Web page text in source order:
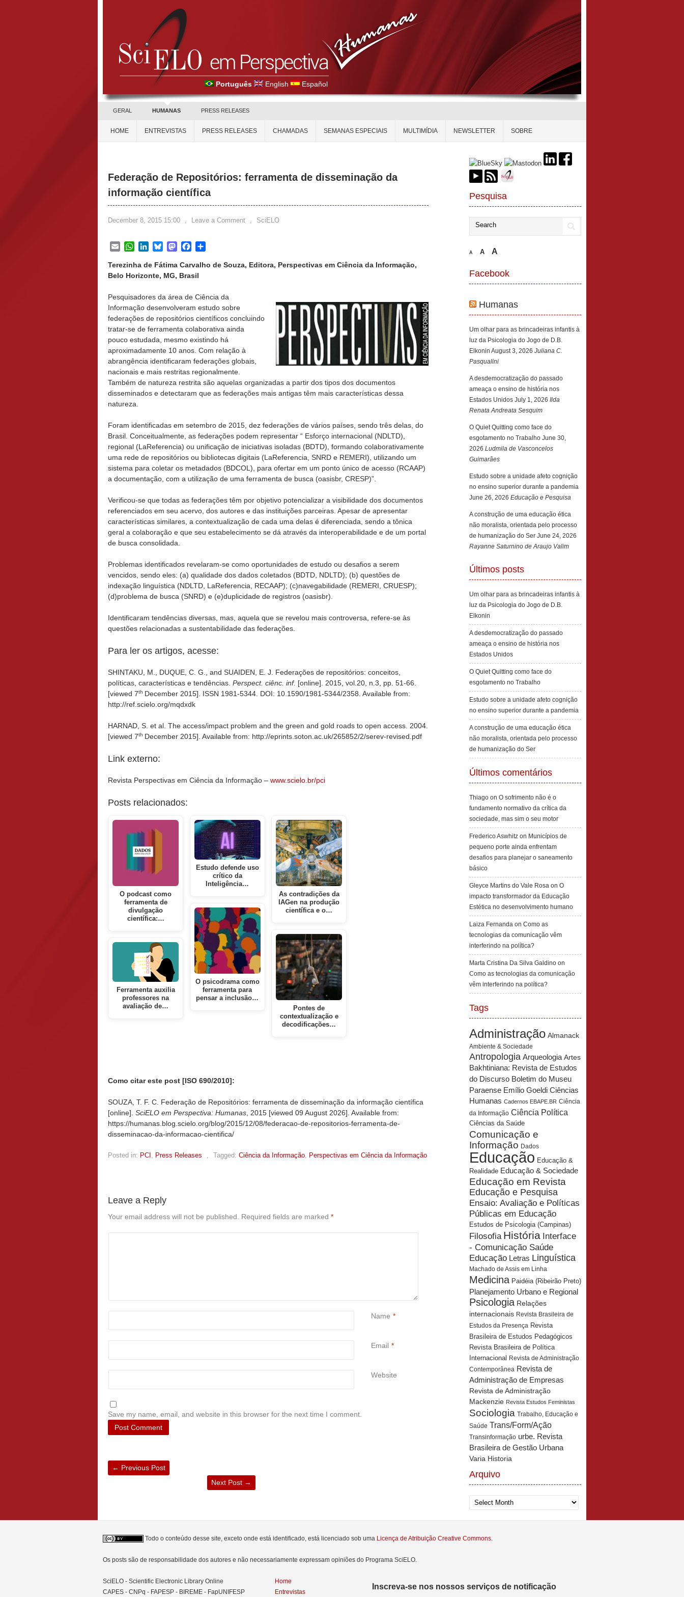
Português English Español
GERAL HUMANAS PRESS RELEASES
HOME ENTREVISTAS PRESS RELEASES CHAMADAS SEMANAS ESPECIAIS MULTIMÍDIA NEWSLETTER SOBRE
Federação de Repositórios: ferramenta de disseminação da
informação científica
December 8, 2015 15:00 , Leave a Comment , SciELO
EmailWhatsApp
LinkedInBlueskyMastodonFacebook
Terezinha de Fátima Carvalho de Souza, Editora, Perspectivas em Ciência da Informação,
Belo Horizonte, MG, Brasil
Pesquisadores da área de Ciência da
Informação desenvolveram estudo sobre
federações de repositórios científicos concluindo
tratar-se de ferramenta colaborativa ainda
pouco estudada, mesmo existindo há
aproximadamente 10 anos. Com relação à
abrangência identificaram federações globais,
nacionais e mais restritas regionalmente.
Também de natureza restrita são aquelas organizadas a partir dos tipos dos documentos
disseminados e detectaram que as federações mais antigas têm mais características dessa
natureza.
Foram identificadas em setembro de 2015, dez federações de vários países, sendo três delas, do
Brasil. Conceitualmente, as federações podem representar “ Esforço internacional (NDLTD),
regional (LaReferencia) ou unificação de iniciativas isoladas (BDTD), formando colaborativamente
uma rede de repositórios ou bibliotecas digitais (LaReferencia, SNRD e REMERI), utilizando um
sistema para coletar os metadados (BDCOL), para ofertar em um ponto único de acesso (RCAAP)
a documentação, com a utilização de uma ferramenta de busca (oasisbr, CRESP)”.
Verificou-se que todas as federações têm por objetivo potencializar a visibilidade dos documentos
referenciados em seu acervo, dos autores e das instituições parceiras. Apesar de apresentar
características similares, a contextualização de cada uma delas é diferenciada, sendo a tônica
geral a colaboração e que seu estabelecimento se dá através da interoperabilidade e de um portal
de busca consolidada.
Problemas identificados revelaram-se como oportunidades de estudo ou desafios a serem
vencidos, sendo eles: (a) qualidade dos dados coletados (BDTD, NDLTD); (b) questões de
indexação linguística (NDLTD, LaReferencia, RECAAP); (c)navegabilidade (REMERI, CRUESP);
(d)problema de busca (SNRD) e (e)duplicidade de registros (oasisbr).
Identificaram tendências diversas, mas, aquela que se revelou mais controversa, refere-se às
questões relacionadas a sustentabilidade das federações.
Para ler os artigos, acesse:
SHINTAKU, M., DUQUE, C. G., and SUAIDEN, E. J. Federações de repositórios: conceitos,
políticas, características e tendências. Perspect. ciênc. inf. [online]. 2015, vol.20, n.3, pp. 51-66.
[viewed 7th December 2015]. ISSN 1981-5344. DOI: 10.1590/1981-5344/2358. Available from:
http://ref.scielo.org/mqdxdk
HARNAD, S. et al. The access/impact problem and the green and gold roads to open access. 2004.
[viewed 7th December 2015]. Available from: http://eprints.soton.ac.uk/265852/2/serev-revised.pdf
Link externo:
Revista Perspectivas em Ciência da Informação – www.scielo.br/pci
Posts relacionados:
O podcast como
ferramenta de
divulgação
científica:…
Ferramenta auxilia
professores na
avaliação de…
Estudo defende uso
crítico da
Inteligência…
O psicodrama como
ferramenta para
pensar a inclusão…
As contradições da
IAGen na produção
científica e o…
Pontes de
contextualização e
decodificações…
Como citar este post [ISO 690/2010]:
SOUZA, T. F. C. Federação de Repositórios: ferramenta de disseminação da informação científica
[online]. SciELO em Perspectiva: Humanas , 2015 [viewed 09 August 2026]. Available from:
https://humanas.blog.scielo.org/blog/2015/12/08/federacao-de-repositorios-ferramenta-de-
disseminacao-da-informacao-cientifica/
Posted in: PCI Press Releases Tagged: Ciência da Informação Perspectivas em Ciência da Informação
Leave a Reply
Your email address will not be published. Required fields are marked *
Name *
Email *
Website
Save my name, email, and website in this browser for the next time I comment.
← Previous Post
Next Post →
Pesquisa
A A A
Facebook
Humanas
Um olhar para as brincadeiras infantis à
luz da Psicologia do Jogo de D.B.
Elkonin August 3, 2026 Juliana C.
Pasqualini
A desdemocratização do passado
ameaça o ensino de história nos
Estados Unidos July 1, 2026 Ilda
Renata Andreata Sesquim
O Quiet Quitting como face do
esgotamento no Trabalho June 30,
2026 Ludmila de Vasconcelos
Guimarães
Estudo sobre a unidade afeto cognição
no ensino superior durante a pandemia
June 26, 2026 Educação e Pesquisa
A construção de uma educação ética
não moralista, orientada pelo processo
de humanização do Ser June 24, 2026
Rayanne Saturnino de Araujo Valim
Últimos posts
Um olhar para as brincadeiras infantis à
luz da Psicologia do Jogo de D.B.
Elkonin
A desdemocratização do passado
ameaça o ensino de história nos
Estados Unidos
O Quiet Quitting como face do
esgotamento no Trabalho
Estudo sobre a unidade afeto cognição
no ensino superior durante a pandemia
A construção de uma educação ética
não moralista, orientada pelo processo
de humanização do Ser
Últimos comentários
Thiago on O sofrimento não é o
fundamento normativo da crítica da
sociedade, mas sim o seu motor
Frederico Aswhitz on Municípios de
pequeno porte ainda enfrentam
desafios para planejar o saneamento
básico
Gleyce Martins do Vale Rosa on O
impacto transformador da Educação
Estética no desenvolvimento humano
Laiza Fernanda on Como as
tecnologias da comunicação vêm
interferindo na política?
Marta Cristina Da Silva Galdino on
Como as tecnologias da comunicação
vêm interferindo na política?
Tags
Administração Almanack
Ambiente & Sociedade
Antropologia Arqueologia Artes
Bakhtiniana: Revista de Estudos
do Discurso Boletim do Museu
Paraense Emílio Goeldi Ciências
Humanas Cadernos EBAPE.BR Ciência
da Informação Ciência Política
Ciências da Saúde
Comunicação e
Informação Dados
Educação Educação &
Realidade Educação & Sociedade
Educação em Revista
Educação e Pesquisa
Ensaio: Avaliação e Políticas
Públicas em Educação
Estudos de Psicologia (Campinas)
Filosofia História Interface
- Comunicação Saúde
Educação Letras Linguística
Machado de Assis em Linha
Medicina Paidéia (Ribeirão Preto)
Planejamento Urbano e Regional
Psicologia Relações
internacionais Revista Brasileira de
Estudos da Presença Revista
Brasileira de Estudos Pedagógicos
Revista Brasileira de Política
Internacional Revista de Administração
Contemporânea Revista de
Administração de Empresas
Revista de Administração
Mackenzie Revista Estudos Feministas
Sociologia Trabalho, Educação e
Saúde Trans/Form/Ação
Transinformação urbe. Revista
Brasileira de Gestão Urbana
Varia Historia
Arquivo
Arquivo
Todo o conteúdo desse site, exceto onde está identificado, está licenciado sob uma Licença de Atribuição Creative Commons.
Os posts são de responsabilidade dos autores e não necessariamente expressam opiniões do Programa SciELO.
SciELO - Scientific Electronic Library Online
CAPES - CNPq - FAPESP - BIREME - FapUNIFESP
Home
Entrevistas
Inscreva-se nos nossos serviços de notificação